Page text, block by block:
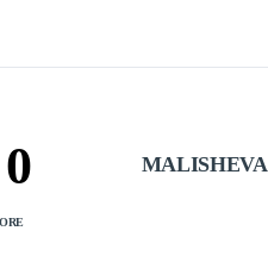
MALISHEVA
0